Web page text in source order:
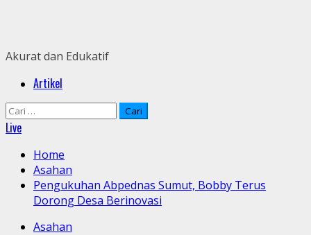
Akurat dan Edukatif
PrimaryArtikel
Cari
untuk:
Live
Home
Asahan
Pengukuhan Abpednas Sumut, Bobby Terus
Dorong Desa Berinovasi
Asahan